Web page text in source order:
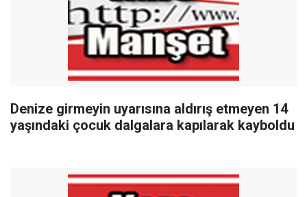
Denize girmeyin uyarısına aldırış etmeyen 14
yaşındaki çocuk dalgalara kapılarak kayboldu